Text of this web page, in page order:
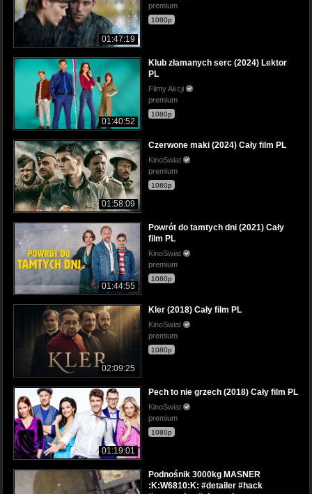
01:47:19
premium
1080p
01:40:52
Klub złamanych serc (2024) Lektor
PL
Filmy Akcji
premium
1080p
01:58:09
Czerwone maki (2024) Cały film PL
KinoSwiat
premium
1080p
01:44:55
Powrót do tamtych dni (2021) Cały
film PL
KinoSwiat
premium
1080p
02:09:25
Kler (2018) Cały film PL
KinoSwiat
premium
1080p
01:19:01
Pech to nie grzech (2018) Cały film PL
KinoSwiat
premium
1080p
Podnośnik 3000kg MASNER
:K:W6810:K: #detailer #hack